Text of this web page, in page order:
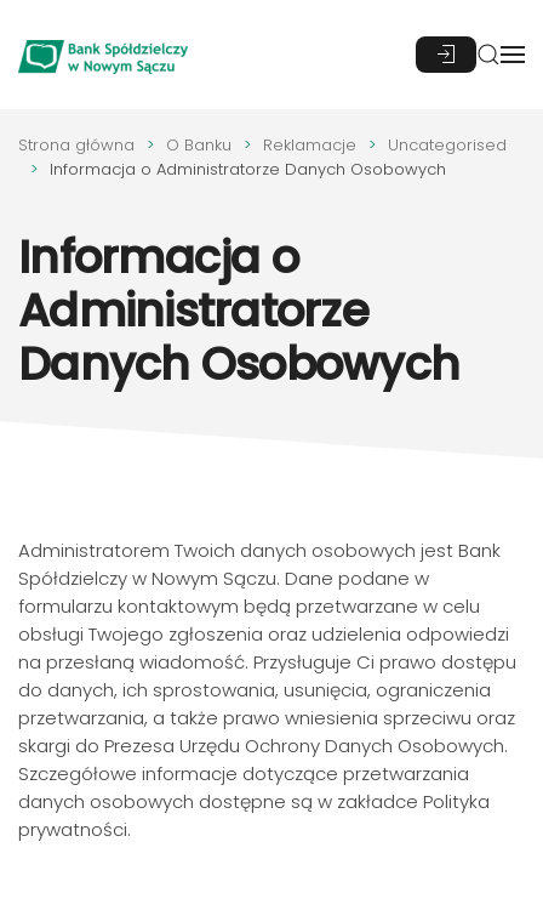
Przejdź do głównej treści
Strona główna O Banku Reklamacje
Uncategorised
Informacja o Administratorze Danych Osobowych
Informacja o
Administratorze
Danych Osobowych
Administratorem Twoich danych osobowych jest Bank
Spółdzielczy w Nowym Sączu. Dane podane w
formularzu kontaktowym będą przetwarzane w celu
obsługi Twojego zgłoszenia oraz udzielenia odpowiedzi
na przesłaną wiadomość. Przysługuje Ci prawo dostępu
do danych, ich sprostowania, usunięcia, ograniczenia
przetwarzania, a także prawo wniesienia sprzeciwu oraz
skargi do Prezesa Urzędu Ochrony Danych Osobowych.
Szczegółowe informacje dotyczące przetwarzania
danych osobowych dostępne są w zakładce Polityka
prywatności.